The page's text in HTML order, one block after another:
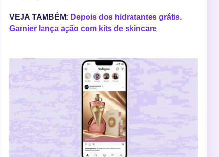
VEJA TAMBÉM: Depois dos hidratantes grátis,
Garnier lança ação com kits de skincare